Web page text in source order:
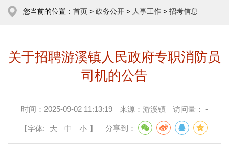
您当前的位置： 首页 > 政务公开 > 人事工作 > 招考信息
关于招聘游溪镇人民政府专职消防员
司机的公告
时间： 2025-09-02 11:13:19 来源： 游溪镇 访问量： -
【字体: 大 中 小 】 分享到：